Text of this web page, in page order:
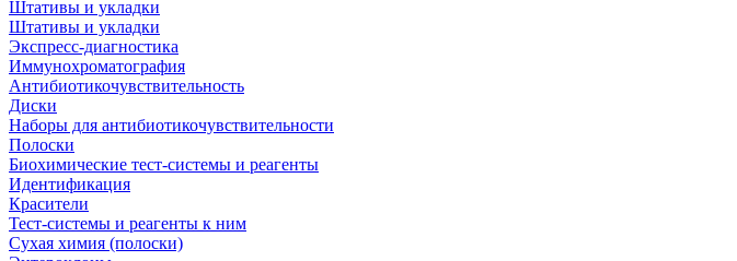
Штативы и укладки
Штативы и укладки
Экспресс-диагностика
Иммунохроматография
Антибиотикочувствительность
Диски
Наборы для антибиотикочувствительности
Полоски
Биохимические тест-системы и реагенты
Идентификация
Красители
Тест-системы и реагенты к ним
Сухая химия (полоски)